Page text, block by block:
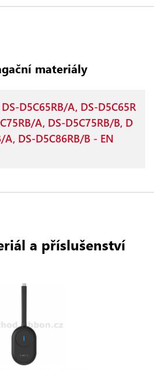
materiály
D5C65RB/A, DS-D5C65R
A, DS-D5C75RB/B, D
A, DS-D5C86RB/B - EN
a příslušenství